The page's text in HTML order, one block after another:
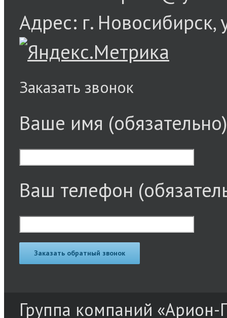
Адрес: г. Новосибирск,
Заказать звонок
Ваше имя (обязательно)
Ваш телефон
Группа компаний